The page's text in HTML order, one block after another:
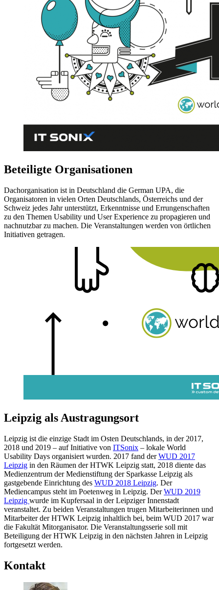
Beteiligte Organisationen
Dachorganisation ist in Deutschland die German UPA, die
Organisatoren in vielen Orten Deutschlands, Österreichs und der
Schweiz jedes Jahr unterstützt, Erkenntnisse und Errungenschaften
zu den Themen Usability und User Experience zu propagieren und
nachnutzbar zu machen. Die Veranstaltungen werden von örtlichen
Initiativen getragen.
Leipzig als Austragungsort
Leipzig ist die einzige Stadt im Osten Deutschlands, in der 2017,
2018 und 2019 – auf Initiative von ITSonix – lokale World
Usability Days organisiert wurden. 2017 fand derWUD 2017
Leipzig in den Räumen der HTWK Leipzig statt, 2018 diente das
Medienzentrum der Medienstiftung der Sparkasse Leipzig als
gastgebende Einrichtung des WUD 2018 Leipzig. Der
Mediencampus steht im Poetenweg in Leipzig. DerWUD 2019
Leipzig wurde im Kupfersaal in der Leipziger Innenstadt
veranstaltet. Zu beiden Veranstaltungen trugen Mitarbeiterinnen und
Mitarbeiter der HTWK Leipzig inhaltlich bei, beim WUD 2017 war
die Fakultät Mitorganisator. Die Veranstaltungsserie soll mit
Beteiligung der HTWK Leipzig in den nächsten Jahren in Leipzig
fortgesetzt werden.
Kontakt